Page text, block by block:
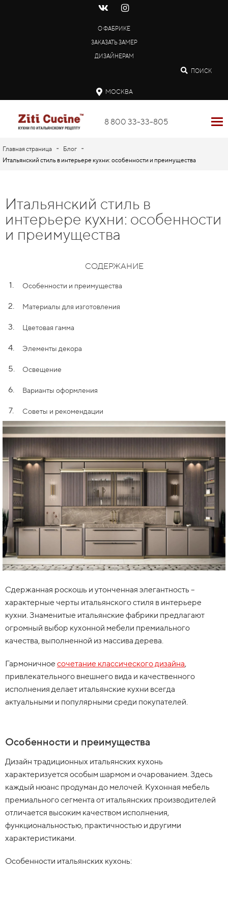
О ФАБРИКЕ
ЗАКАЗАТЬ ЗАМЕР
ДИЗАЙНЕРАМ
ПОИСК
МОСКВА
8 800 33-33-805
Главная страница - Блог -
Итальянский стиль в интерьере кухни: особенности и преимущества
Итальянский стиль в
интерьере кухни: особенности
и преимущества
СОДЕРЖАНИЕ
1.
Особенности и преимущества
2. Материалы для изготовления
3. Цветовая гамма
4. Элементы декора
5. Освещение
6. Варианты оформления
7. Советы и рекомендации
Сдержанная роскошь и утонченная элегантность –
характерные черты итальянского стиля в интерьере
кухни. Знаменитые итальянские фабрики предлагают
огромный выбор кухонной мебели премиального
качества, выполненной из массива дерева.
Гармоничное сочетание классического дизайна,
привлекательного внешнего вида и качественного
исполнения делает итальянские кухни всегда
актуальными и популярными среди покупателей.
Особенности и преимущества
Дизайн традиционных итальянских кухонь
характеризуется особым шармом и очарованием. Здесь
каждый нюанс продуман до мелочей. Кухонная мебель
премиального сегмента от итальянских производителей
отличается высоким качеством исполнения,
функциональностью, практичностью и другими
характеристиками.
Особенности итальянских кухонь: